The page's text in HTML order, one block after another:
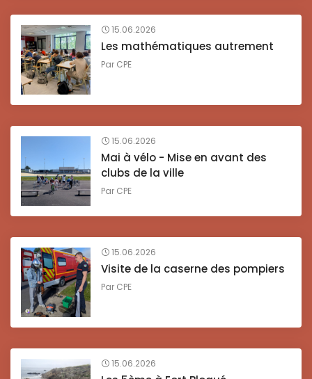
15.06.2026
Les mathématiques autrement
Par CPE
15.06.2026
Mai à vélo - Mise en avant des
clubs de la ville
Par CPE
15.06.2026
Visite de la caserne des pompiers
Par CPE
15.06.2026